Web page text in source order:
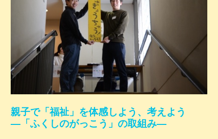
親子で「福祉」を体感しよう、考えよう
―「ふくしのがっこう」の取組み―